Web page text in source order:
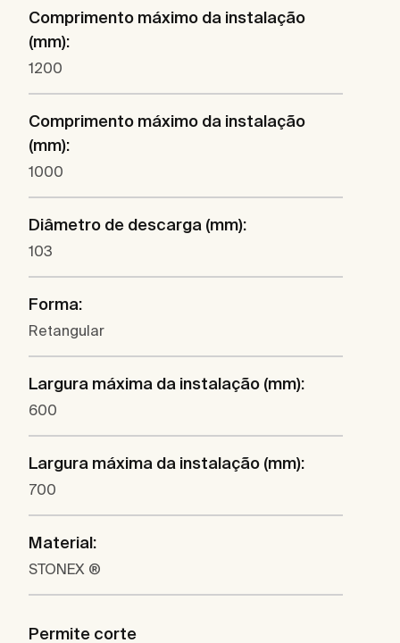
Comprimento máximo da instalação
(mm):
1200
Comprimento máximo da instalação
(mm):
1000
Diâmetro de descarga (mm):
103
Forma:
Retangular
Largura máxima da instalação (mm):
600
Largura máxima da instalação (mm):
700
Material:
STONEX ®
Permite corte